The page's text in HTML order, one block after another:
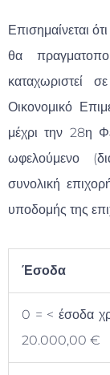
Επισημαίνεται
θα
καταχωριστεί
Οικονομικό
μέχρι την 28η
ωφελούμενο
συνολική
υποδομής της
Έσοδα
0 = < έσοδα
20.000,00 €